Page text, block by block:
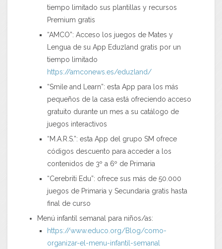
tiempo limitado sus plantillas y recursos
Premium gratis
“AMCO”: Acceso los juegos de Mates y
Lengua de su App Eduzland gratis por un
tiempo limitado
https://amconews.es/eduzland/
“Smile and Learn”: esta App para los más
pequeños de la casa está ofreciendo acceso
gratuito durante un mes a su catálogo de
juegos interactivos
“M.A.R.S.”: esta App del grupo SM ofrece
códigos descuento para acceder a los
contenidos de 3º a 6º de Primaria
“Cerebriti Edu”: ofrece sus más de 50.000
juegos de Primaria y Secundaria gratis hasta
final de curso
Menú infantil semanal para niños/as:
https://www.educo.org/Blog/como-
organizar-el-menu-infantil-semanal